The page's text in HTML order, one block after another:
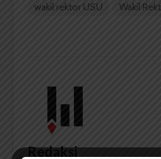
wakil rektor USU
Wakil
Redaksi